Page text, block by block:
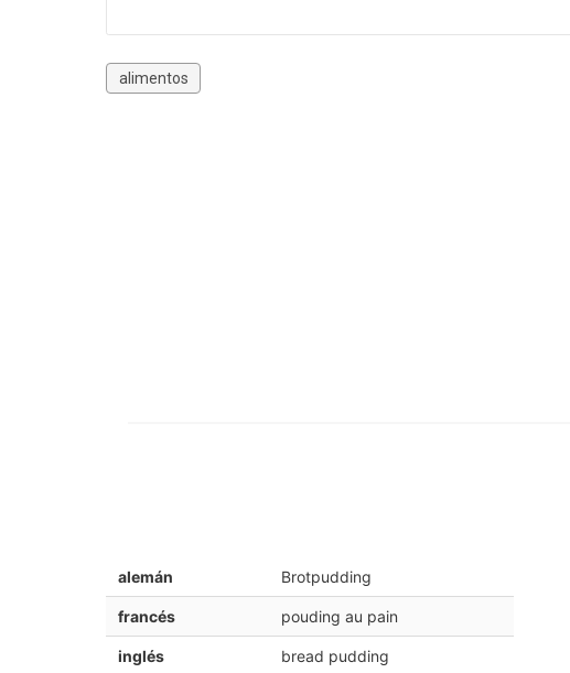
alimentos
alemán Brotpudding
francés pouding au pain
inglés bread pudding